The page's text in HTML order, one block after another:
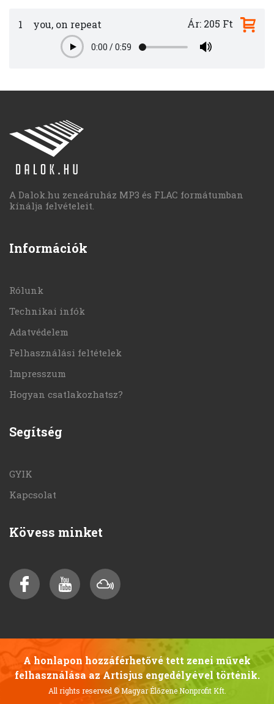
1 you, on repeat
Play0:00 /0:59
Ár: 205 Ft
A Dalok.hu zeneáruház MP3 és FLAC formátumban
kínálja felvételeit.
Információk
Rólunk
Technikai infók
Adatvédelem
Felhasználási feltételek
Impresszum
Hogyan csatlakozhatsz?
Segítség
GYIK
Kapcsolat
Kövess minket
A honlapon hozzáférhetővé tett zenei művek
felhasználása az Artisjus engedélyével történik.
All rights reserved© Magyar Élőzene Nonprofit Kft.